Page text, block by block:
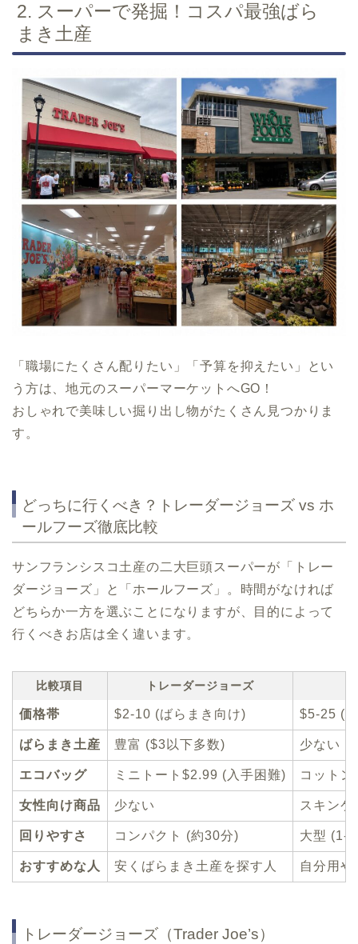
2. スーパーで発掘！コスパ最強ばら
まき土産
「職場にたくさん配りたい」「予算を抑えたい」とい
う方は、地元のスーパーマーケットへGO！
おしゃれで美味しい掘り出し物がたくさん見つかりま
す。
どっちに行くべき？トレーダージョーズ vs ホ
ールフーズ徹底比較
サンフランシスコ土産の二大巨頭スーパーが「トレー
ダージョーズ」と「ホールフーズ」。時間がなければ
どちらか一方を選ぶことになりますが、目的によって
行くべきお店は全く違います。
比較項目 トレーダージョーズ
価格帯 $2-10 (ばらまき向け) $5-25 (
ばらまき土産 豊富 ($3以下多数) 少ない
エコバッグ ミニトート$2.99 (入手困難) コット
女性向け商品 少ない スキンケ
回りやすさ コンパクト (約30分) 大型 (1-
おすすめな人 安くばらまき土産を探す人 自分用
トレーダージョーズ（Trader Joe’s）